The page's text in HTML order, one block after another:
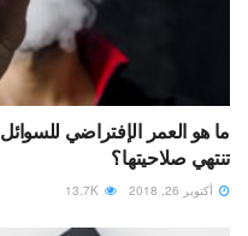
تنتهي صلاحيتها؟
أكتوبر 26, 2018